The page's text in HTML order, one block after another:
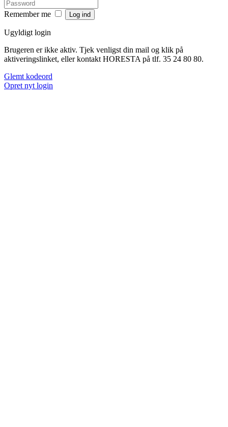
Remember me
Ugyldigt login
Brugeren er ikke aktiv. Tjek venligst din mail og klik på
aktiveringslinket, eller kontakt HORESTA på tlf. 35 24 80 80.
Glemt kodeord
Opret nyt login